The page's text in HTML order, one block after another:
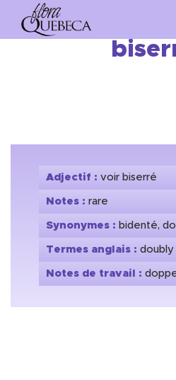
Aller
Adjectif : voir biserré
Notes : rare
Synonymes : bidenté,
Termes anglais : doubly
Notes de travail :